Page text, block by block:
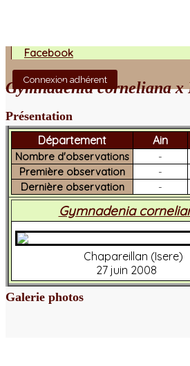
Facebook
Connexion adhérent
Gymnadenia corneliana x
Présentation
Département
Ain
Nombre d'observations -
Première observation
-
Dernière observation
-
Gymnadenia
Chapareillan (Isere)
27 juin 2008
Galerie photos